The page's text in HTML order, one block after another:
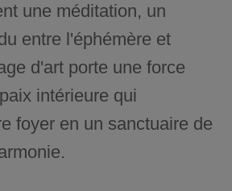
une méditation, un
entre l'éphémère et
d'art porte une force
intérieure qui
foyer en un sanctuaire de